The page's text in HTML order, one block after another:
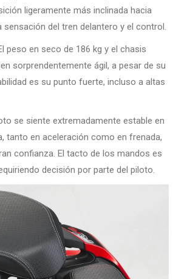
ligeramente más inclinada hacia
sensación del tren delantero y el control.
peso en seco de 186 kg y el chasis
sorprendentemente ágil, a pesar de su
es su punto fuerte, incluso a altas
se siente extremadamente estable en
tanto en aceleración como en frenada,
confianza. El tacto de los mandos es
decisión por parte del piloto.